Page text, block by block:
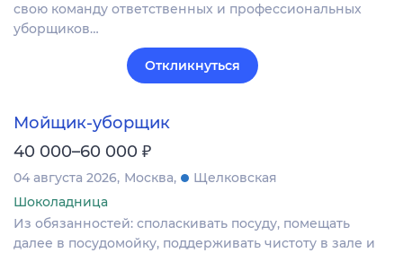
свою команду ответственных и профессиональных
уборщиков…
Откликнуться
Мойщик-уборщик
40 000–60 000 ₽
04 августа 2026 Москва
Щелковская
Шоколадница
Из обязанностей: споласкивать посуду, помещать
далее в посудомойку, поддерживать чистоту в зале и